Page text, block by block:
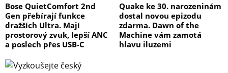
Bose QuietComfort 2nd
Gen přebírají funkce
dražších Ultra. Mají
prostorový zvuk, lepší ANC
a poslech přes USB-C
Quake ke 30. narozeninám
dostal novou epizodu
zdarma. Dawn of the
Machine vám zamotá
hlavu iluzemi